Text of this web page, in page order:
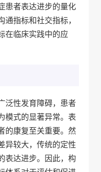
患者表达进步的量化
指标和社交指标，
在临床实践中的应
泛性发育障碍，患者
模式的显著异常。表
的康复至关重要。然
异较大，传统的定性
表达进步。因此，构